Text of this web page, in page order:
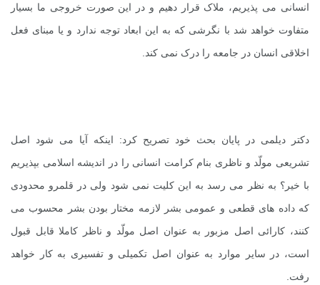
انسانی می پذیریم، ملاک قرار دهیم و در این صورت خروجی ما بسیار
متفاوت خواهد شد با نگرشی که به این ابعاد توجه ندارد و یا مبنای فعل
اخلاقی انسان در جامعه را درک نمی کند.
دکتر دیلمی در پایان بحث خود تصریح کرد: اینکه آیا می شود اصل
تشریعی مولّد و ناظری بنام کرامت انسانی را در اندیشه اسلامی بپذیریم
با خیر؟ به نظر می رسد به این کلیت نمی شود ولی در قلمرو محدودی
که داده های قطعی و عمومی بشر لازمه مختار بودن بشر محسوب می
کنند، کارائی اصل مزبور به عنوان اصل مولّد و ناظر کاملا قابل قبول
است، در سایر موارد به عنوان اصل تکمیلی و تفسیری به کار خواهد
رفت.